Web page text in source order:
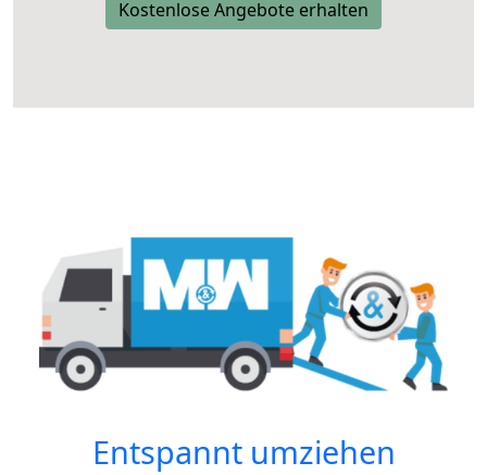
Kostenlose Angebote erhalten
Entspannt umziehen